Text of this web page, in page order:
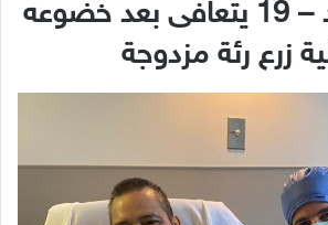
بسبب كوفيد – 19 يتعافى بعد خضوعه
زرع رئة مزدوجة